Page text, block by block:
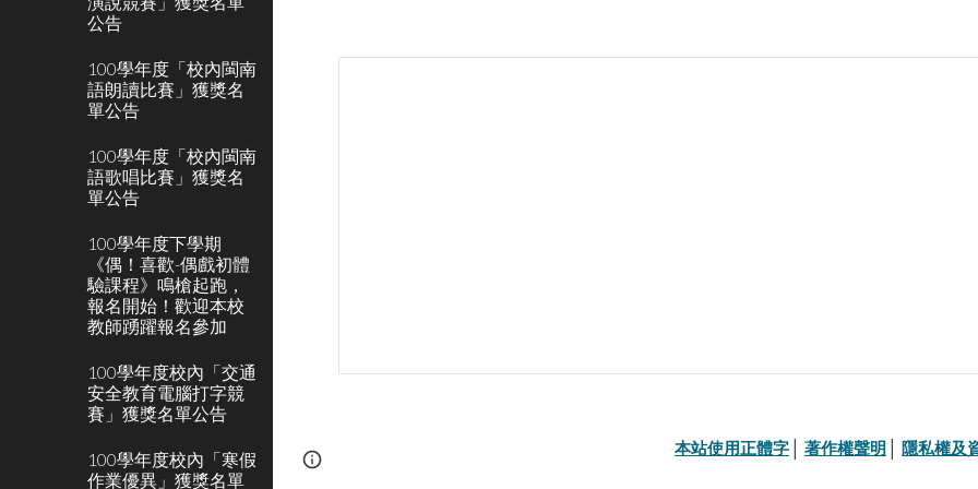
公告
100學年度「校內閩南
語朗讀比賽」獲獎名
單公告
100學年度「校內閩南
語歌唱比賽」獲獎名
單公告
100學年度下學期
《偶！喜歡-偶戲初體
驗課程》鳴槍起跑，
報名開始！歡迎本校
教師踴躍報名參加
100學年度校內「交通
安全教育電腦打字競
賽」獲獎名單公告
100學年度校內「寒假
作業優異」獲獎名單
本站使用正體字 著作權聲明 隱私權及